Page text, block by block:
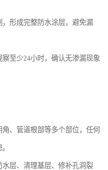
形成完整防水涂层，避免漏
至少24小时，确认无渗漏现象
角、管道根部等多个部位，任何
层、清理基层、修补孔洞裂